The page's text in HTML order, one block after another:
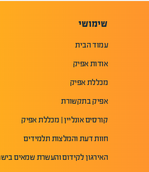
שימושי
עמוד הבית
אודות אפיק
מכללת אפיק
אפיק בתקשורת
קורסים אונליין | מכללת אפיק
חוות דעת והמלצות תלמידים
האירגון לקידום והעשרת שמאים